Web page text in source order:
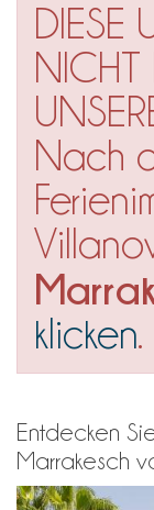
DIESE
NICHT
Nach
klicken.
Entdecken
Marrakesch